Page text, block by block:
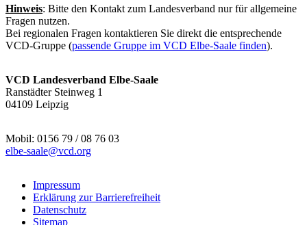
Hinweis: Bitte den Kontakt zum Landesverband nur für allgemeine
Fragen nutzen.
Bei regionalen Fragen kontaktieren Sie direkt die entsprechende
VCD-Gruppe (passende Gruppe im VCD Elbe-Saale finden).
VCD Landesverband Elbe-Saale
Ranstädter Steinweg 1
04109 Leipzig
Mobil: 0156 79 / 08 76 03
elbe-saale@vcd.org
Impressum
Erklärung zur Barrierefreiheit
Datenschutz
Sitemap